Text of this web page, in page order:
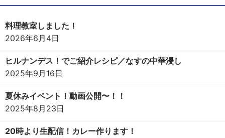
料理教室しました！
2026年6月4日
ヒルナンデス！でご紹介レシピ／なすの中華浸し
2025年9月16日
夏休みイベント！動画公開〜！！
2025年8月23日
20時より生配信！カレー作ります！